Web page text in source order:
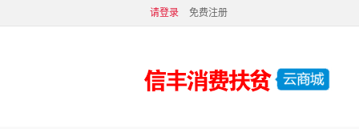
请登录 免费注册